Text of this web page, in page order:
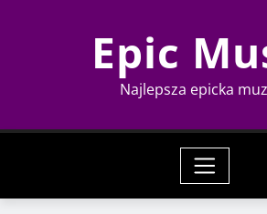
Epic
Najlepsza epicka